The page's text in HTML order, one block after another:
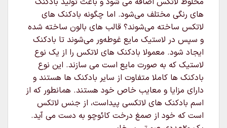
های رنگی مختلف می‌شود. اما چگونه بادکنک های
لاتکس ساخته می‌شوند؟ قالب های بالون ساخته شده
و سپس در لاستیک مایع غوطه‌ور می‌شوند تا بادکنک
ایجاد شود. معمولا بادکنک های لاتکس را از یک نوع
لاستیک که به صورت مایع است می سازند. این نوع
بادکنک ها کاملا متفاوت از سایر بادکنک ها هستند و
دارای مزایا و معایب خاص خود هستند. همانطور که از
اسم بادکنک های لاتکسی پیداست، از جنس لاتکس
است که خود از صمغ درخت کائوچو به دست می آید.